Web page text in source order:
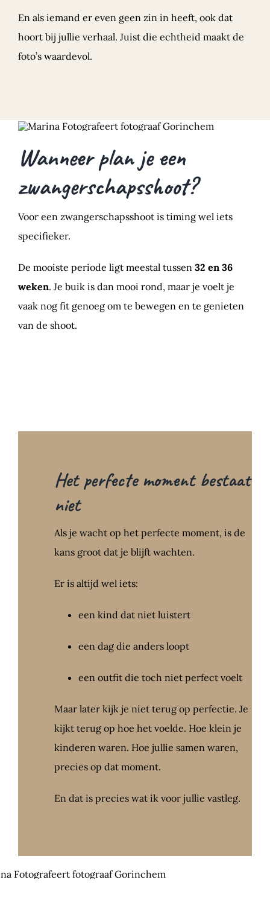
En als iemand er even geen zin in heeft, ook dat
hoort bij jullie verhaal. Juist die echtheid maakt de
foto’s waardevol.
Wanneer plan je een
zwangerschapsshoot?
Voor een zwangerschapsshoot is timing wel iets
specifieker.
De mooiste periode ligt meestal tussen 32 en 36
weken. Je buik is dan mooi rond, maar je voelt je
vaak nog fit genoeg om te bewegen en te genieten
van de shoot.
Het perfecte moment bestaat
niet
Als je wacht op het perfecte moment, is de
kans groot dat je blijft wachten.
Er is altijd wel iets:
een kind dat niet luistert
een dag die anders loopt
een outfit die toch niet perfect voelt
Maar later kijk je niet terug op perfectie. Je
kijkt terug op hoe het voelde. Hoe klein je
kinderen waren. Hoe jullie samen waren,
precies op dat moment.
En dat is precies wat ik voor jullie vastleg.